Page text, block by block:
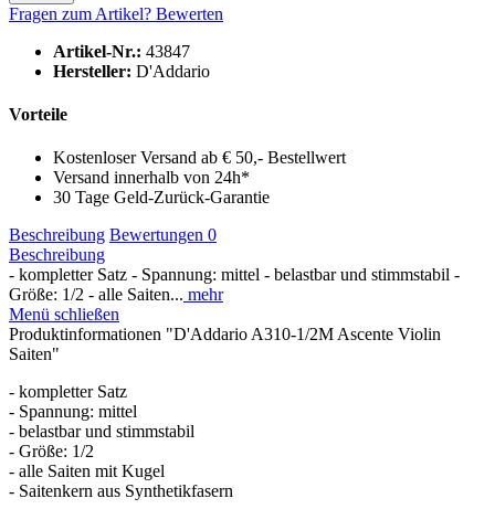
Fragen zum Artikel? Bewerten
Artikel-Nr.: 43847
Hersteller: D'Addario
Vorteile
Kostenloser Versand ab € 50,- Bestellwert
Versand innerhalb von 24h*
30 Tage Geld-Zurück-Garantie
Beschreibung Bewertungen 0
Beschreibung
- kompletter Satz - Spannung: mittel - belastbar und stimmstabil -
Größe: 1/2 - alle Saiten... mehr
Menü schließen
Produktinformationen "D'Addario A310-1/2M Ascente Violin
Saiten"
- kompletter Satz
- Spannung: mittel
- belastbar und stimmstabil
- Größe: 1/2
- alle Saiten mit Kugel
- Saitenkern aus Synthetikfasern